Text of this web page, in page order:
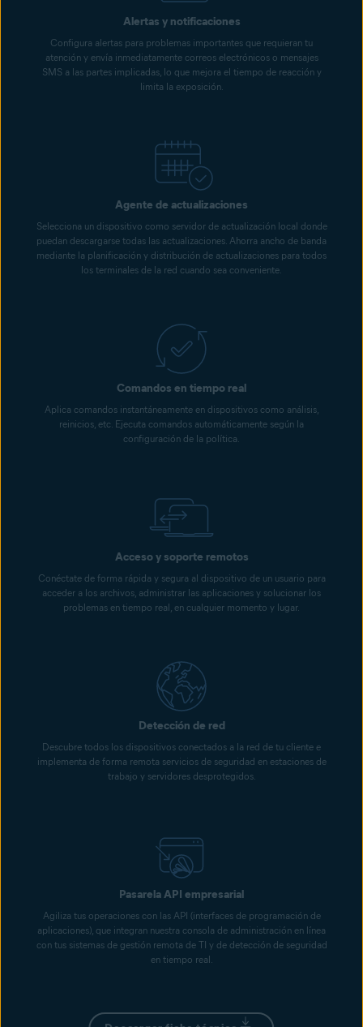
Alertas y notificaciones
Configura alertas para problemas importantes que requieran tu
atención y envía inmediatamente correos electrónicos o mensajes
SMS a las partes implicadas, lo que mejora el tiempo de reacción y
limita la exposición.
Agente de actualizaciones
Selecciona un dispositivo como servidor de actualización local donde
puedan descargarse todas las actualizaciones. Ahorra ancho de banda
mediante la planificación y distribución de actualizaciones para todos
los terminales de la red cuando sea conveniente.
Comandos en tiempo real
Aplica comandos instantáneamente en dispositivos como análisis,
reinicios, etc. Ejecuta comandos automáticamente según la
configuración de la política.
Acceso y soporte remotos
Conéctate de forma rápida y segura al dispositivo de un usuario para
acceder a los archivos, administrar las aplicaciones y solucionar los
problemas en tiempo real, en cualquier momento y lugar.
Detección de red
Descubre todos los dispositivos conectados a la red de tu cliente e
implementa de forma remota servicios de seguridad en estaciones de
trabajo y servidores desprotegidos.
Pasarela API empresarial
Agiliza tus operaciones con las API (interfaces de programación de
aplicaciones), que integran nuestra consola de administración en línea
con tus sistemas de gestión remota de TI y de detección de seguridad
en tiempo real.